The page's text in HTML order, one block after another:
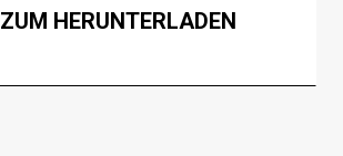
ZUM HERUNTERLADEN